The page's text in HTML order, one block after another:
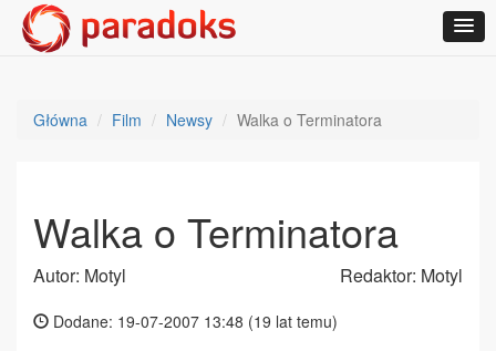
Główna Film Newsy Walka o Terminatora
Walka o Terminatora
Autor: Motyl Redaktor: Motyl
Dodane: 19-07-2007 13:48 (19 lat temu)